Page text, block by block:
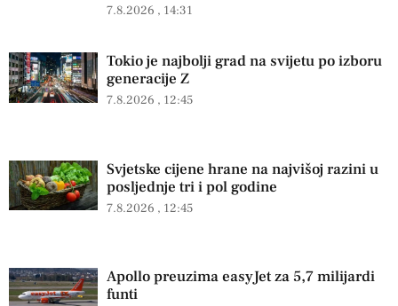
7.8.2026 14:31
Tokio je najbolji grad na svijetu po izboru
generacije Z
7.8.2026 12:45
Svjetske cijene hrane na najvišoj razini u
posljednje tri i pol godine
7.8.2026 12:45
Apollo preuzima easyJet za 5,7 milijardi
funti